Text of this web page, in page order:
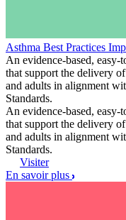
Asthma Best Practices
An evidence-based, easy-
that support the delivery
and adults in alignment
Standards.
An evidence-based, easy-
that support the delivery
and adults in alignment
Standards.
Visiter
En savoir plus